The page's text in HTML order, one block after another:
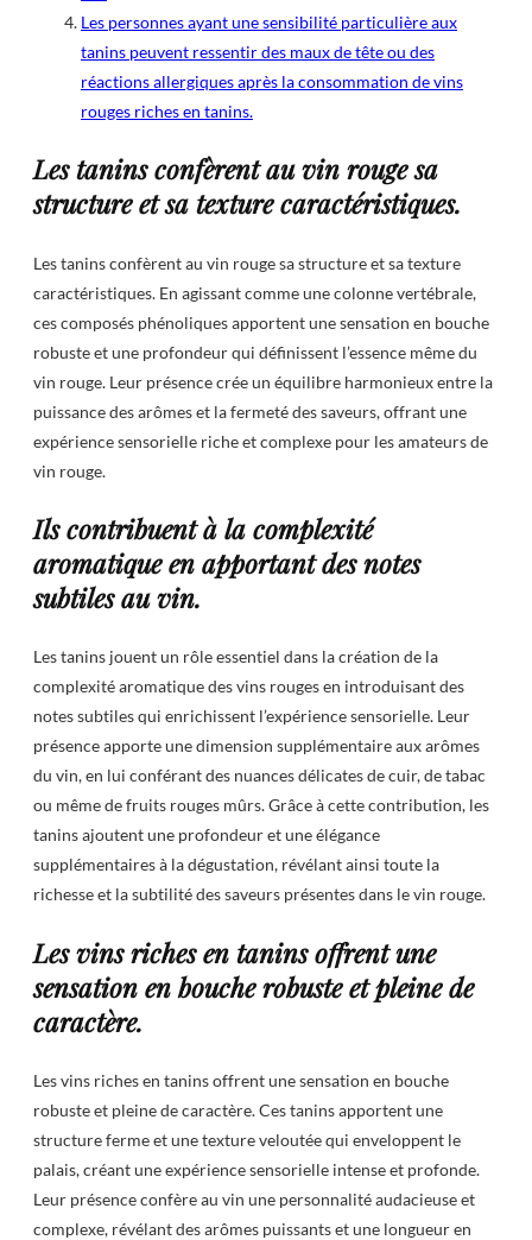
Les personnes ayant une sensibilité particulière aux
tanins peuvent ressentir des maux de tête ou des
réactions allergiques après la consommation de vins
rouges riches en tanins.
Les tanins confèrent au vin rouge sa
structure et sa texture caractéristiques.
Les tanins confèrent au vin rouge sa structure et sa texture
caractéristiques. En agissant comme une colonne vertébrale,
ces composés phénoliques apportent une sensation en bouche
robuste et une profondeur qui définissent l’essence même du
vin rouge. Leur présence crée un équilibre harmonieux entre la
puissance des arômes et la fermeté des saveurs, offrant une
expérience sensorielle riche et complexe pour les amateurs de
vin rouge.
Ils contribuent à la complexité
aromatique en apportant des notes
subtiles au vin.
Les tanins jouent un rôle essentiel dans la création de la
complexité aromatique des vins rouges en introduisant des
notes subtiles qui enrichissent l’expérience sensorielle. Leur
présence apporte une dimension supplémentaire aux arômes
du vin, en lui conférant des nuances délicates de cuir, de tabac
ou même de fruits rouges mûrs. Grâce à cette contribution, les
tanins ajoutent une profondeur et une élégance
supplémentaires à la dégustation, révélant ainsi toute la
richesse et la subtilité des saveurs présentes dans le vin rouge.
Les vins riches en tanins offrent une
sensation en bouche robuste et pleine de
caractère.
Les vins riches en tanins offrent une sensation en bouche
robuste et pleine de caractère. Ces tanins apportent une
structure ferme et une texture veloutée qui enveloppent le
palais, créant une expérience sensorielle intense et profonde.
Leur présence confère au vin une personnalité audacieuse et
complexe, révélant des arômes puissants et une longueur en